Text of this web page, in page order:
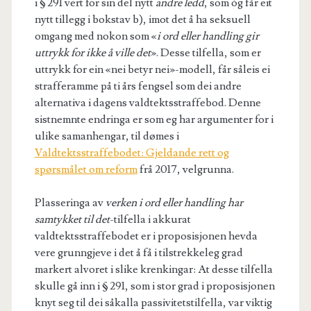
i § 291 vert for sin del nytt andre ledd, som òg får eit
nytt tillegg i bokstav b), imot det å ha seksuell
omgang med nokon som «i ord eller handling gir
uttrykk for ikke å ville det». Desse tilfella, som er
uttrykk for ein «nei betyr nei»-modell, får såleis ei
strafferamme på ti års fengsel som dei andre
alternativa i dagens valdtektsstraffebod. Denne
sistnemnte endringa er som eg har argumenter for i
ulike samanhengar, til dømes i
Valdtektsstraffebodet: Gjeldande rett og
spørsmålet om reformfrå 2017, velgrunna.
Plasseringa av verken i ord eller handling har
samtykket til det-tilfella i akkurat
valdtektsstraffebodet er i proposisjonen hevda
vere grunngjeve i det å få i tilstrekkeleg grad
markert alvoret i slike krenkingar: At desse tilfella
skulle gå inn i § 291, som i stor grad i proposisjonen
knyt seg til dei såkalla passivitetstilfella, var viktig